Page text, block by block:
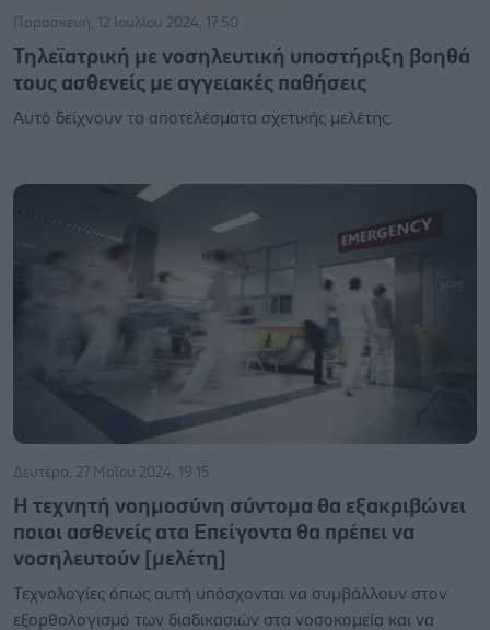
Παρασκευή, 12 Ιουλίου 2024, 17:50
Τηλεϊατρική με νοσηλευτική υποστήριξη βοηθά
τους ασθενείς με αγγειακές παθήσεις
Αυτό δείχνουν τα αποτελέσματα σχετικής μελέτης.
Δευτέρα, 27 Μαΐου 2024, 19:15
Η τεχνητή νοημοσύνη σύντομα θα εξακριβώνει
ποιοι ασθενείς ατα Επείγοντα θα πρέπει να
νοσηλευτούν [μελέτη]
Τεχνολογίες όπως αυτή υπόσχονται να συμβάλλουν στον
εξορθολογισμό των διαδικασιών στα νοσοκομεία και να